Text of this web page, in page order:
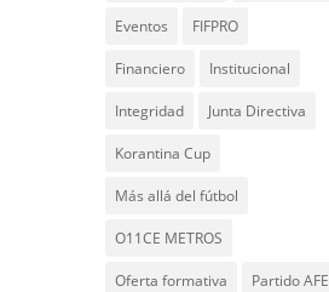
Eventos FIFPRO
Financiero Institucional
Integridad Junta Directiva
Korantina Cup
Más allá del fútbol
O11CE METROS
Oferta formativa Partido AFE